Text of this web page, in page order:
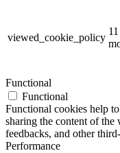
viewed_cookie_policy
11
Functional
Functional
Functional cookies help
sharing the content of the
feedbacks, and other
Performance